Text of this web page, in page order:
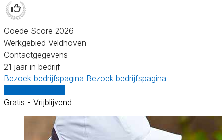
Goede Score 2026
Werkgebied Veldhoven
Contactgegevens
21 jaar in bedrijf
Bezoek bedrijfspagina Bezoek bedrijfspagina
Gratis - Vrijblijvend